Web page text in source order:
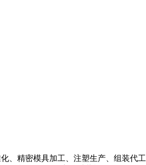
、精密模具加工、注塑生产、组装代工